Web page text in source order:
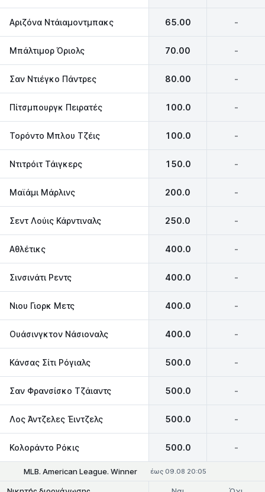
Αριζόνα Ντάιαμοντμπακς 65.00 -
Μπάλτιμορ Όριολς 70.00 -
Σαν Ντιέγκο Πάντρες 80.00 -
Πίτσμπουργκ Πειρατές 100.0 -
Τορόντο Μπλου Τζέις 100.0 -
Ντιτρόιτ Τάιγκερς 150.0 -
Μαϊάμι Μάρλινς 200.0 -
Σεντ Λούις Κάρντιναλς 250.0 -
Αθλέτικς 400.0 -
Σινσινάτι Ρεντς 400.0 -
Νιου Γιορκ Μετς 400.0 -
Ουάσινγκτον Νάσιοναλς 400.0 -
Κάνσας Σίτι Ρόγιαλς 500.0 -
Σαν Φρανσίσκο Τζάιαντς 500.0 -
Λος Άντζελες Έιντζελς 500.0 -
Κολοράντο Ρόκις 500.0 -
MLB. American League. Winner έως 09.08 20:05